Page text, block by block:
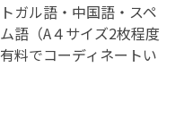
ガル語・中国語・スペ
語（A４サイズ2枚程度
料でコーディネートい